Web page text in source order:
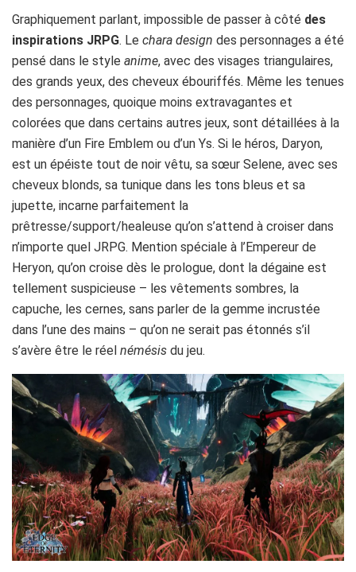
Graphiquement parlant, impossible de passer à côté des
inspirations JRPG. Le chara design des personnages a été
pensé dans le style anime, avec des visages triangulaires,
des grands yeux, des cheveux ébouriffés. Même les tenues
des personnages, quoique moins extravagantes et
colorées que dans certains autres jeux, sont détaillées à la
manière d’un Fire Emblem ou d’un Ys. Si le héros, Daryon,
est un épéiste tout de noir vêtu, sa sœur Selene, avec ses
cheveux blonds, sa tunique dans les tons bleus et sa
jupette, incarne parfaitement la
prêtresse/support/healeuse qu’on s’attend à croiser dans
n’importe quel JRPG. Mention spéciale à l’Empereur de
Heryon, qu’on croise dès le prologue, dont la dégaine est
tellement suspicieuse – les vêtements sombres, la
capuche, les cernes, sans parler de la gemme incrustée
dans l’une des mains – qu’on ne serait pas étonnés s’il
s’avère être le réel némésis du jeu.